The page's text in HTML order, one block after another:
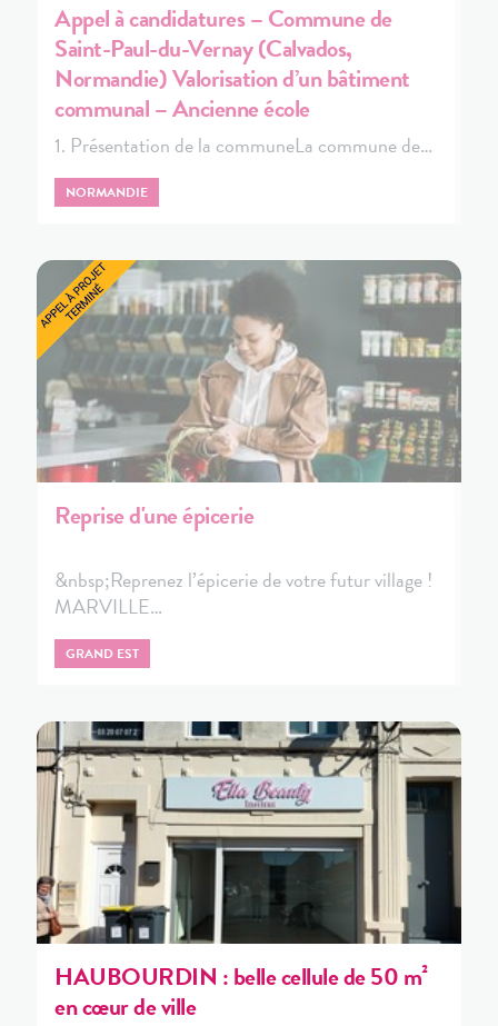
Appel à candidatures – Commune de
Saint-Paul-du-Vernay (Calvados,
Normandie) Valorisation d’un bâtiment
communal – Ancienne école
1. Présentation de la communeLa commune de…
NORMANDIE
Reprise d'une épicerie
&nbsp;Reprenez l’épicerie de votre futur village !
MARVILLE…
GRAND EST
HAUBOURDIN : belle cellule de 50 m²
en cœur de ville